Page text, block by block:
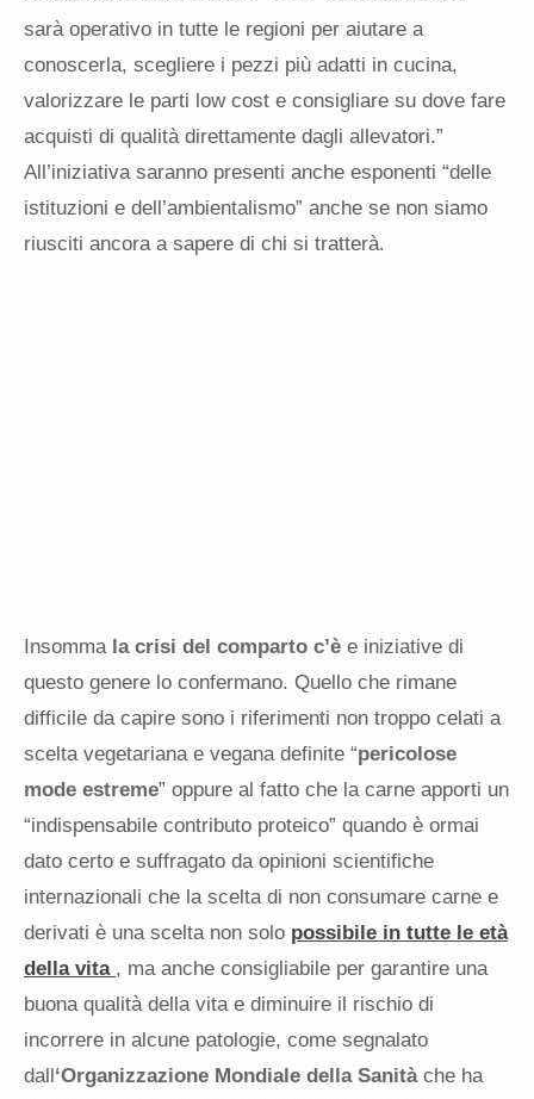
sarà operativo in tutte le regioni per aiutare a
conoscerla, scegliere i pezzi più adatti in cucina,
valorizzare le parti low cost e consigliare su dove fare
acquisti di qualità direttamente dagli allevatori.”
All’iniziativa saranno presenti anche esponenti “delle
istituzioni e dell’ambientalismo” anche se non siamo
riusciti ancora a sapere di chi si tratterà.
Insomma la crisi del comparto c’è e iniziative di
questo genere lo confermano. Quello che rimane
difficile da capire sono i riferimenti non troppo celati a
scelta vegetariana e vegana definite “pericolose
mode estreme” oppure al fatto che la carne apporti un
“indispensabile contributo proteico” quando è ormai
dato certo e suffragato da opinioni scientifiche
internazionali che la scelta di non consumare carne e
derivati è una scelta non solo possibile in tutte le età
della vita , ma anche consigliabile per garantire una
buona qualità della vita e diminuire il rischio di
incorrere in alcune patologie, come segnalato
dall ‘Organizzazione Mondiale della Sanitàche ha